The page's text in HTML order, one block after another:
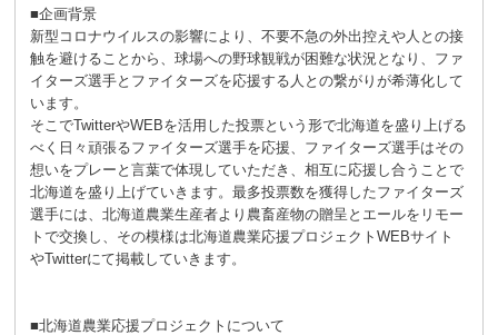
■企画背景
新型コロナウイルスの影響により、不要不急の外出控えや人との接
触を避けることから、球場への野球観戦が困難な状況となり、ファ
イターズ選手とファイターズを応援する人との繋がりが希薄化して
います。
そこでTwitterやWEBを活用した投票という形で北海道を盛り上げる
べく日々頑張るファイターズ選手を応援、ファイターズ選手はその
想いをプレーと言葉で体現していただき、相互に応援し合うことで
北海道を盛り上げていきます。最多投票数を獲得したファイターズ
選手には、北海道農業生産者より農畜産物の贈呈とエールをリモー
トで交換し、その模様は北海道農業応援プロジェクトWEBサイト
やTwitterにて掲載していきます。
■北海道農業応援プロジェクトについて